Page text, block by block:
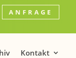
ANFRAGE
Kontakt